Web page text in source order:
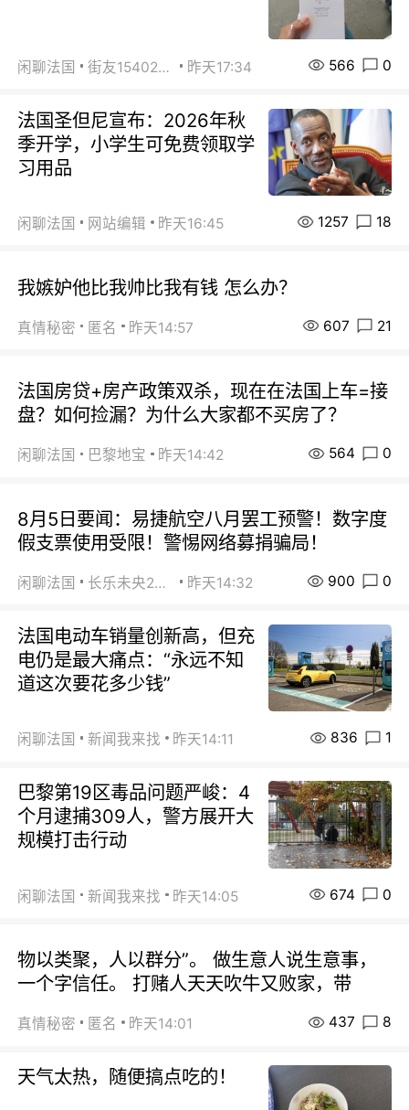
闲聊法国 街友15402223 昨天17:34 566 0
法国圣但尼宣布：2026年秋
季开学，小学生可免费领取学
习用品
闲聊法国 网站编辑 昨天16:45 1257 18
我嫉妒他比我帅比我有钱 怎么办？
真情秘密 匿名 昨天14:57 607 21
法国房贷+房产政策双杀，现在在法国上车=接
盘？如何捡漏？为什么大家都不买房了？
闲聊法国 巴黎地宝 昨天14:42 564 0
8月5日要闻：易捷航空八月罢工预警！数字度
假支票使用受限！警惕网络募捐骗局！
闲聊法国 长乐未央2015 昨天14:32 900 0
法国电动车销量创新高，但充
电仍是最大痛点：“永远不知
道这次要花多少钱”
闲聊法国 新闻我来找 昨天14:11 836 1
巴黎第19区毒品问题严峻：4
个月逮捕309人，警方展开大
规模打击行动
闲聊法国 新闻我来找 昨天14:05 674 0
物以类聚，人以群分”。 做生意人说生意事，
一个字信任。 打赌人天天吹牛又败家，带
真情秘密 匿名 昨天14:01 437 8
天气太热，随便搞点吃的！